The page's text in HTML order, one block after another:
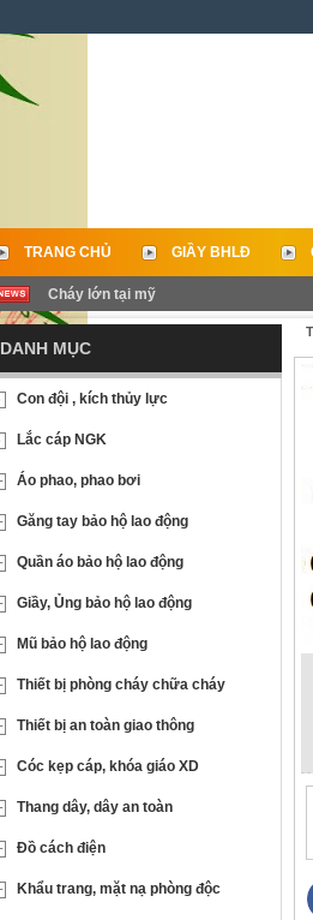
TRANG CHỦ GIẦY BHLĐ
LIÊN HỆ
Cháy lớn tại mỹ
DANH MỤC
Con đội , kích thủy lực
Lắc cáp NGK
Áo phao, phao bơi
Găng tay bảo hộ lao động
Quần áo bảo hộ lao động
Giầy, Ủng bảo hộ lao động
Mũ bảo hộ lao động
Thiết bị phòng cháy chữa cháy
Thiết bị an toàn giao thông
Cóc kẹp cáp, khóa giáo XD
Thang dây, dây an toàn
Đồ cách điện
Khẩu trang, mặt nạ phòng độc